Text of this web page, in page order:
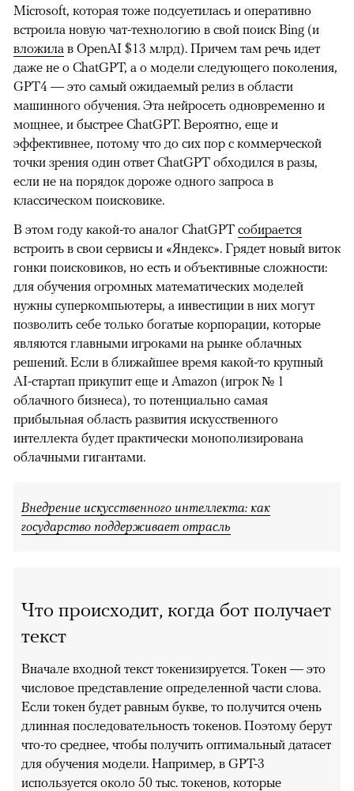
Microsoft, которая тоже подсуетилась и оперативно
встроила новую чат-технологию в свой поиск Bing (и
вложила в OpenAI $13 млрд). Причем там речь идет
даже не о ChatGPT, а о модели следующего поколения,
GPT4 — это самый ожидаемый релиз в области
машинного обучения. Эта нейросеть одновременно и
мощнее, и быстрее ChatGPT. Вероятно, еще и
эффективнее, потому что до сих пор с коммерческой
точки зрения один ответ ChatGPT обходился в разы,
если не на порядок дороже одного запроса в
классическом поисковике.
В этом году какой-то аналог ChatGPT собирается
встроить в свои сервисы и «Яндекс». Грядет новый виток
гонки поисковиков, но есть и объективные сложности:
для обучения огромных математических моделей
нужны суперкомпьютеры, а инвестиции в них могут
позволить себе только богатые корпорации, которые
являются главными игроками на рынке облачных
решений. Если в ближайшее время какой-то крупный
AI-стартап прикупит еще и Amazon (игрок № 1
облачного бизнеса), то потенциально самая
прибыльная область развития искусственного
интеллекта будет практически монополизирована
облачными гигантами.
Внедрение искусственного интеллекта: как
государство поддерживает отрасль
Что происходит, когда бот получает
текст
Вначале входной текст токенизируется. Токен — это
числовое представление определенной части слова.
Если токен будет равным букве, то получится очень
длинная последовательность токенов. Поэтому берут
что-то среднее, чтобы получить оптимальный датасет
для обучения модели. Например, в GPT-3
используется около 50 тыс. токенов, которые